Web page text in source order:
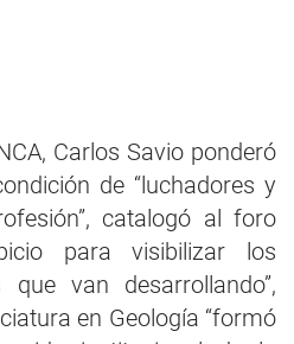
Carlos Savio ponderó
de “luchadores y
catalogó al foro
para visibilizar los
que van desarrollando”,
en Geología “formó